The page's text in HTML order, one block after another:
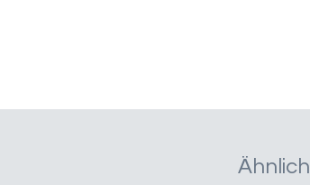
Ähnlich